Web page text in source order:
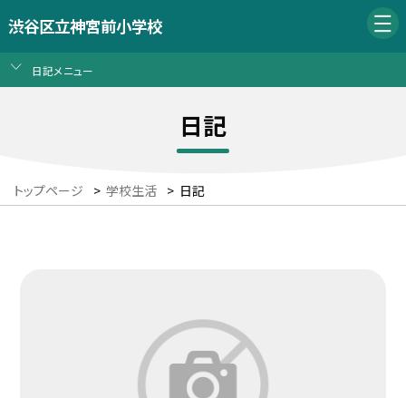
渋谷区立神宮前小学校
日記メニュー
日記
トップページ > 学校生活 > 日記